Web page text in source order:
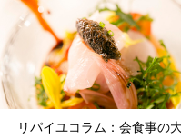
リパイユコラム：会食事の